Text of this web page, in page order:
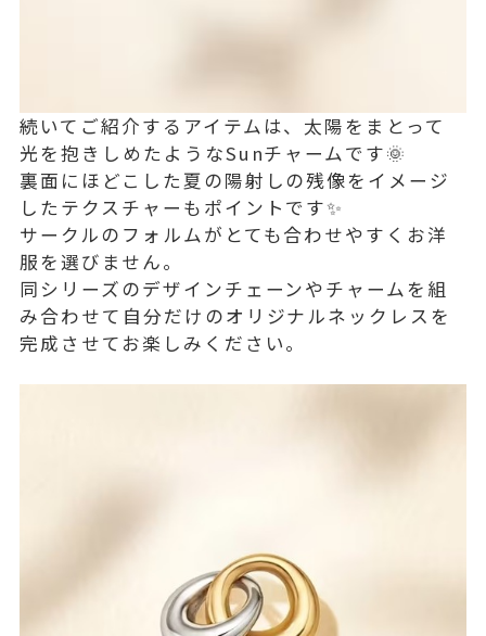
続いてご紹介するアイテムは、太陽をまとって
光を抱きしめたようなSunチャームです🌞
裏面にほどこした夏の陽射しの残像をイメージ
したテクスチャーもポイントです✨
サークルのフォルムがとても合わせやすくお洋
服を選びません。
同シリーズのデザインチェーンやチャームを組
み合わせて自分だけのオリジナルネックレスを
完成させてお楽しみください。